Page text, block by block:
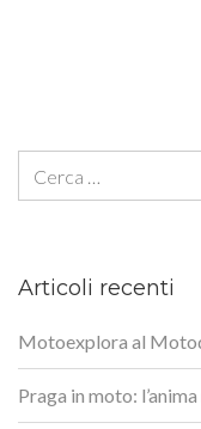
Articoli recenti
Motoexplora al
Praga in moto: